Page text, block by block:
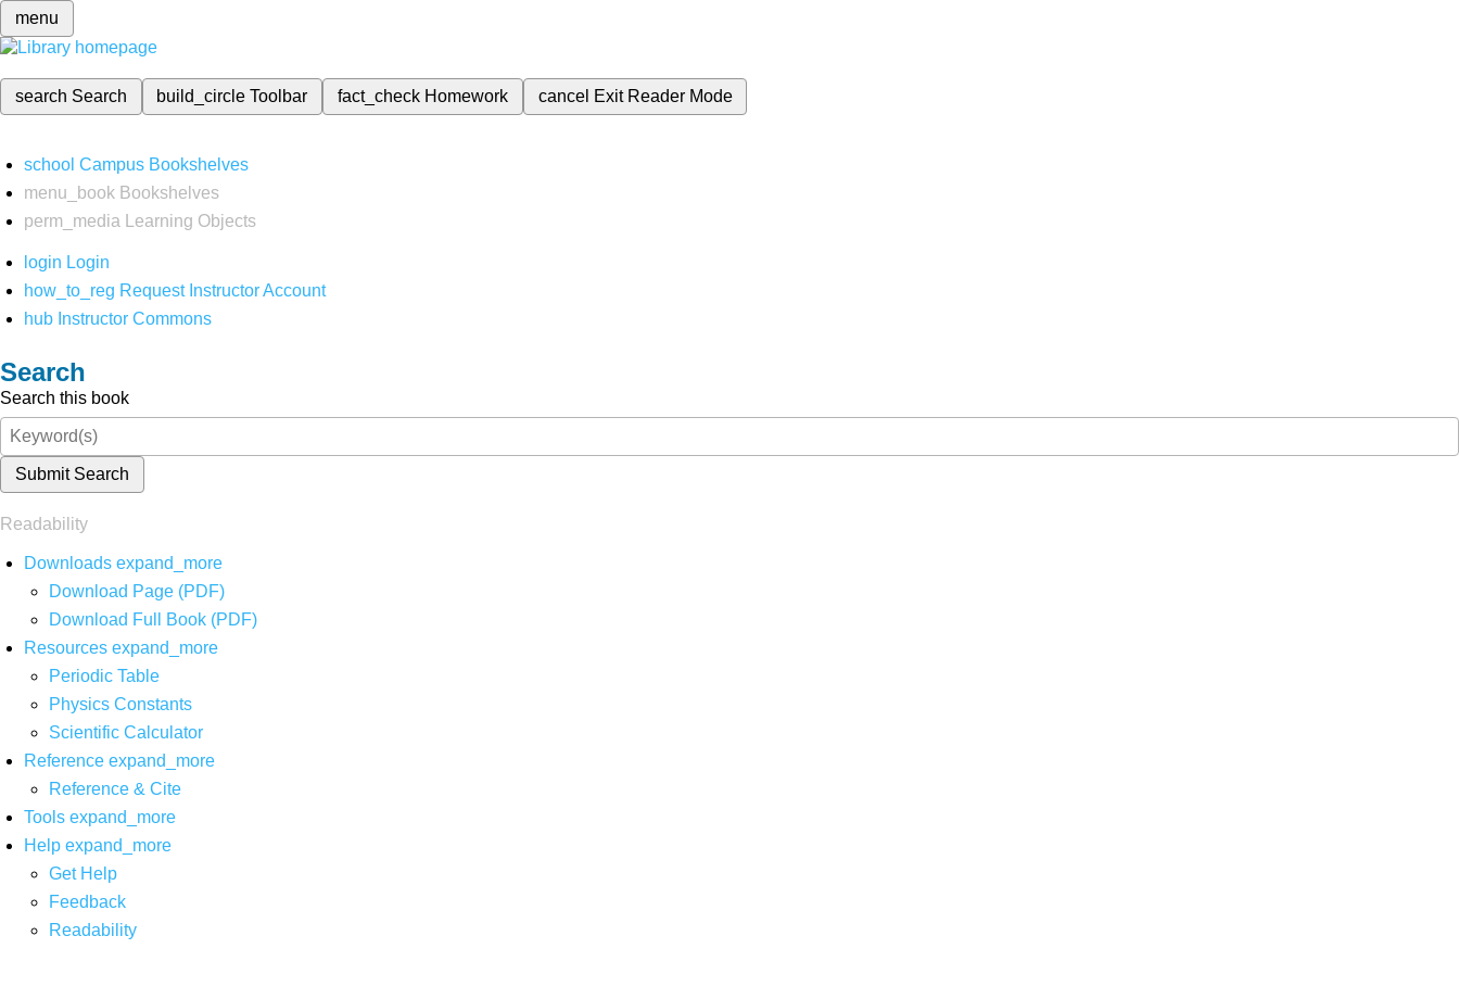
menu
search Search build_circleToolbar fact_check Homework cancel Exit Reader Mode
school Campus Bookshelves
menu_book Bookshelves
perm_media
Learning Objects
login Login
how_to_reg Request Instructor Account
hub Instructor Commons
Search
Search this book
Submit Search
Readability
Downloads expand_more
Download Page (PDF)
Download Full Book (PDF)
Resources expand_more
Periodic Table
Physics Constants
Scientific Calculator
Reference expand_more
Reference & Cite
Tools expand_more
Help expand_more
Get Help
Feedback
Readability